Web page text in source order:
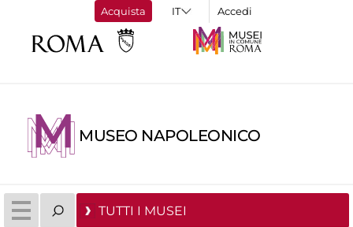
Acquista Accedi
MUSEO NAPOLEONICO
TUTTI I MUSEI